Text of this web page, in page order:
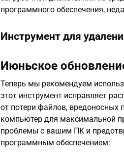
программного обеспечения,
Инструмент для
Июньское
Теперь мы рекомендуем
этот инструмент исправляет
от потери файлов, вредоносных
компьютер для максимальной
проблемы с вашим ПК и
программным обеспечением: